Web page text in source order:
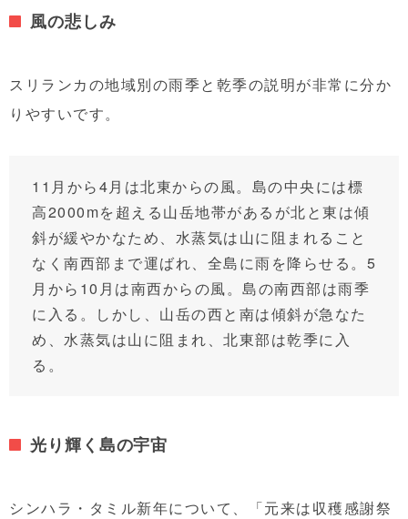
風の悲しみ
スリランカの地域別の雨季と乾季の説明が非常に分か
りやすいです。
11月から4月は北東からの風。島の中央には標
高2000mを超える山岳地帯があるが北と東は傾
斜が緩やかなため、水蒸気は山に阻まれること
なく南西部まで運ばれ、全島に雨を降らせる。5
月から10月は南西からの風。島の南西部は雨季
に入る。しかし、山岳の西と南は傾斜が急なた
め、水蒸気は山に阻まれ、北東部は乾季に入
る。
光り輝く島の宇宙
シンハラ・タミル新年について、「元来は収穫感謝祭